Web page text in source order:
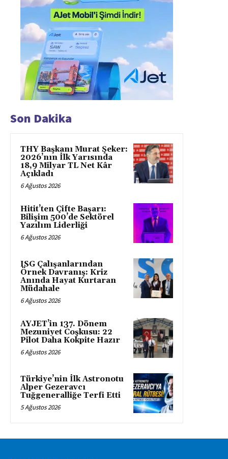
Son Dakika
THY Başkanı Murat Şeker:
2026’nın İlk Yarısında
18,9 Milyar TL Net Kâr
Açıkladı
6 Ağustos 2026
Hitit’ten Çifte Başarı:
Bilişim 500’de Sektörel
Yazılım Liderliği
6 Ağustos 2026
ISG Çalışanlarından
Örnek Davranış: Kriz
Anında Hayat Kurtaran
Müdahale
6 Ağustos 2026
AYJET’in 137. Dönem
Mezuniyet Coşkusu: 22
Pilot Daha Kokpite Hazır
6 Ağustos 2026
Türkiye’nin İlk Astronotu
Alper Gezeravcı
Tuğgeneralliğe Terfi Etti
5 Ağustos 2026